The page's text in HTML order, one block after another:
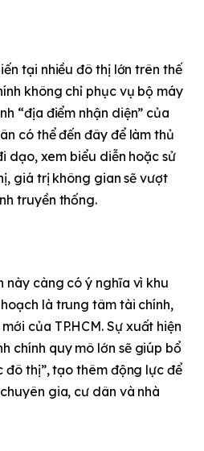
tại nhiều đô thị lớn trên thế
không chỉ phục vụ bộ máy
“địa điểm nhận diện” của
có thể đến đây để làm thủ
dạo, xem biểu diễn hoặc sử
giá trị không gian sẽ vượt
truyền thống.
này càng có ý nghĩa vì khu
là trung tâm tài chính,
của TP.HCM. Sự xuất hiện
chính quy mô lớn sẽ giúp bổ
đô thị”, tạo thêm động lực để
gia, cư dân và nhà